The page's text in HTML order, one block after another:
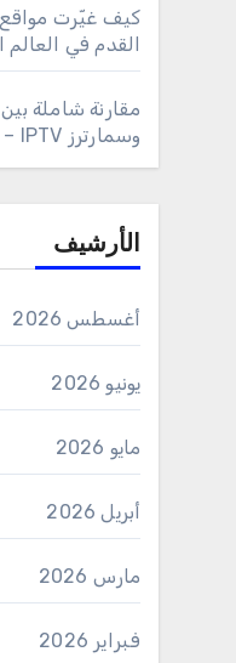
كيف غيّرت مواقع
القدم في العالم
مقارنة شاملة
وسمارترز IPTV – أيهما يناسبك أكثر؟
الأرشيف
أغسطس 2026
يونيو 2026
مايو 2026
أبريل 2026
مارس 2026
فبراير 2026